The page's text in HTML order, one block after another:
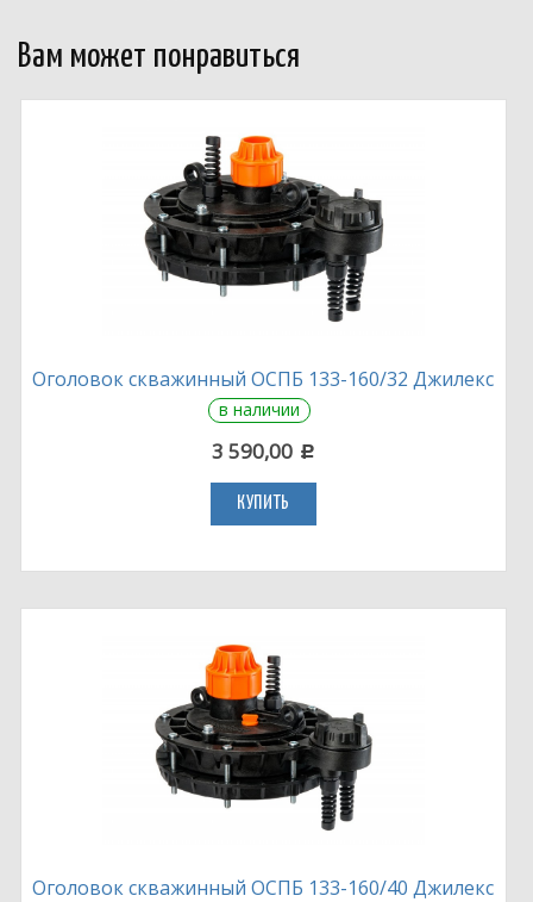
Вам может понравиться
Оголовок скважинный ОСПБ 133-160/32 Джилекс
в наличии
3 590,00 c
КУПИТЬ
Оголовок скважинный ОСПБ 133-160/40 Джилекс